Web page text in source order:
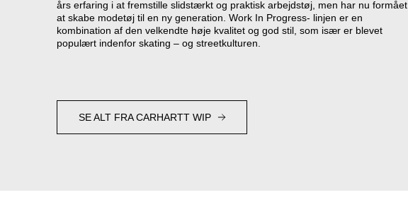
års erfaring i at fremstille slidstærkt og praktisk arbejdstøj, men har nu formået
at skabe modetøj til en ny generation. Work In Progress- linjen er en
kombination af den velkendte høje kvalitet og god stil, som især er blevet
populært indenfor skating – og streetkulturen.
SE ALT FRA CARHARTT WIP